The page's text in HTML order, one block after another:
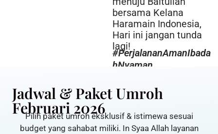
bersama Kelana
Haramain Indonesia,
Hari ini jangan tunda
lagi!
#PerjalananAmanIbada
hNyaman
Jadwal & Paket Umroh
Februari 2026
Pilih paket umroh eksklusif & istimewa sesuai
budget yang sahabat miliki. In Syaa Allah layanan